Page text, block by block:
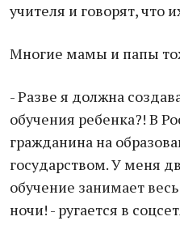
учителя и говорят, что
Многие мамы и папы
- Разве я должна
обучения ребенка?! В
гражданина на
государством. У меня
обучение занимает
ночи! - ругается в